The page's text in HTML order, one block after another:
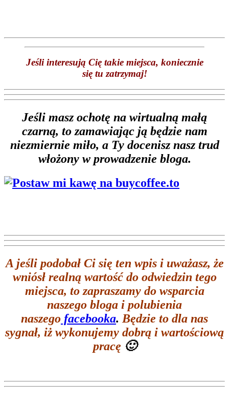
Jeśli interesują Cię takie miejsca, koniecznie
się tu zatrzymaj!
Jeśli masz ochotę na wirtualną małą
czarną, to zamawiając ją będzie nam
niezmiernie miło, a Ty docenisz nasz trud
włożony w prowadzenie bloga.
A jeśli podobał Ci się ten wpis i uważasz, że
wniósł realną wartość do odwiedzin tego
miejsca, to zapraszamy do wsparcia
naszego bloga i polubienia
naszego facebooka. Będzie to dla nas
sygnał, iż wykonujemy dobrą i wartościową
pracę 🙂